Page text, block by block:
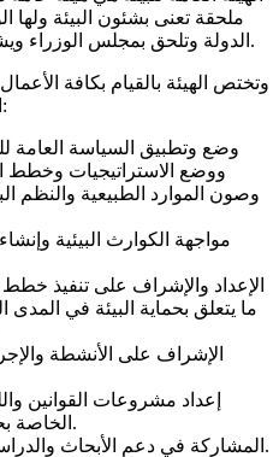
ملحقة تعنى بشئون البيئة ولها
الدولة وتلحق بمجلس الوزراء ويشرف عليها المجلس الأعلى للبيئة.
وتختص الهيئة بالقيام بكافة
البلاد وعلى وجه الخصوص ما يلي:
وضع وتطبيق السياسة العامة
ووضع الاستراتيجيات وخطط
وصون الموارد الطبيعية والنظم
مواجهة الكوارث البيئية
الإعداد والإشراف على تنفيذ
ما يتعلق بحماية البيئة في المدى
الإشراف على الأنشطة
إعداد مشروعات القوانين
الخاصة بحماية البيئة ومتابعة تنفيذها.
المشاركة في دعم الأبحاث والدراسات البيئية وصيانة مواردها.